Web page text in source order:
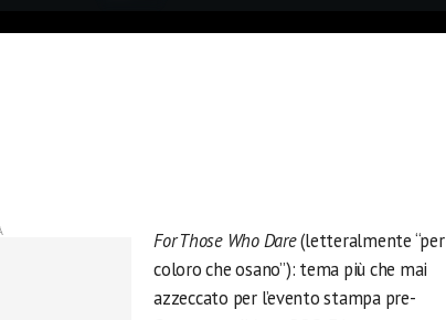
For Those Who Dare(letteralmente “per
coloro che osano”): tema più che mai
azzeccato per l’evento stampa pre-